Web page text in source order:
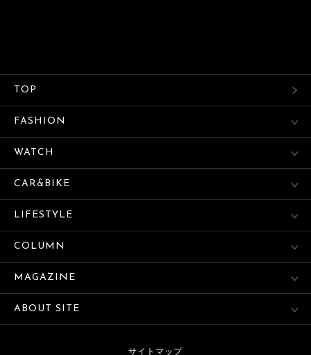
TOP
FASHION
WATCH
CAR&BIKE
LIFESTYLE
COLUMN
MAGAZINE
ABOUT SITE
サイトマップ